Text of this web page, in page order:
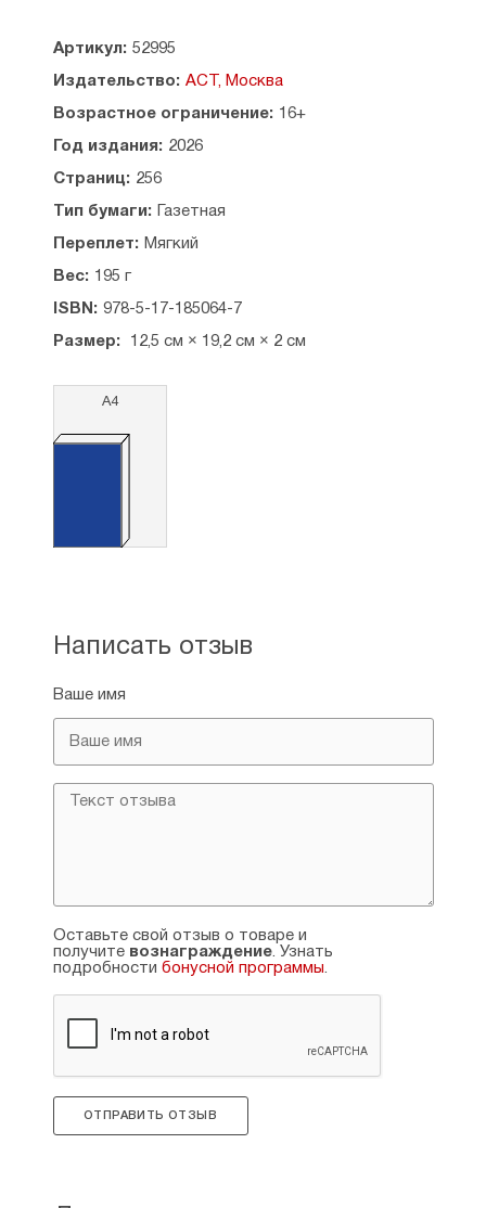
Артикул: 52995
Издательство: АСТ, Москва
Возрастное ограничение: 16+
Год издания: 2026
Страниц: 256
Тип бумаги: Газетная
Переплет: Мягкий
Вес: 195 г
ISBN: 978-5-17-185064-7
Размер: 12,5 см × 19,2 см × 2 см
А4
Написать отзыв
Ваше имя
Оставьте свой отзыв о товаре и
получите вознаграждение. Узнать
подробности бонусной программы.
ОТПРАВИТЬ ОТЗЫВ